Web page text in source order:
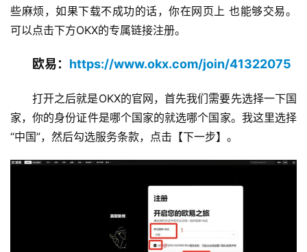
些麻烦，如果下载不成功的话，你在网页上 也能够交易。
可以点击下方OKX的专属链接注册。
欧易： https://www.okx.com/join/41322075
打开之后就是OKX的官网，首先我们需要先选择一下国
家，你的身份证件是哪个国家的就选哪个国家。我这里选择
“中国”，然后勾选服务条款，点击【下一步】。